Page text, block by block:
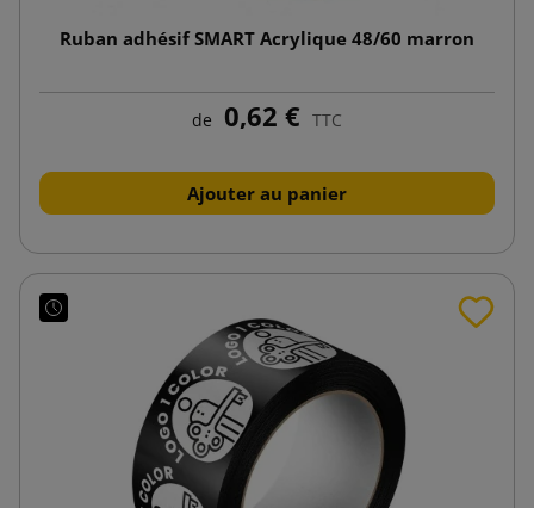
Ruban adhésif SMART Acrylique 48/60 marron
de 0,62 € TTC
Ajouter au panier